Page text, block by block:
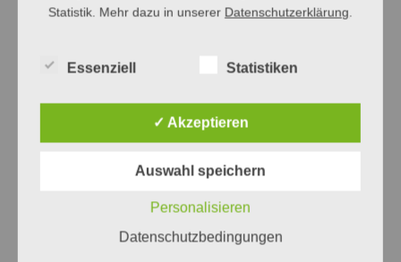
Statistik. Mehr dazu in unserer Datenschutzerklärung
Essenziell Statistiken
✓ Akzeptieren
Auswahl speichern
Personalisieren
Datenschutzbedingungen